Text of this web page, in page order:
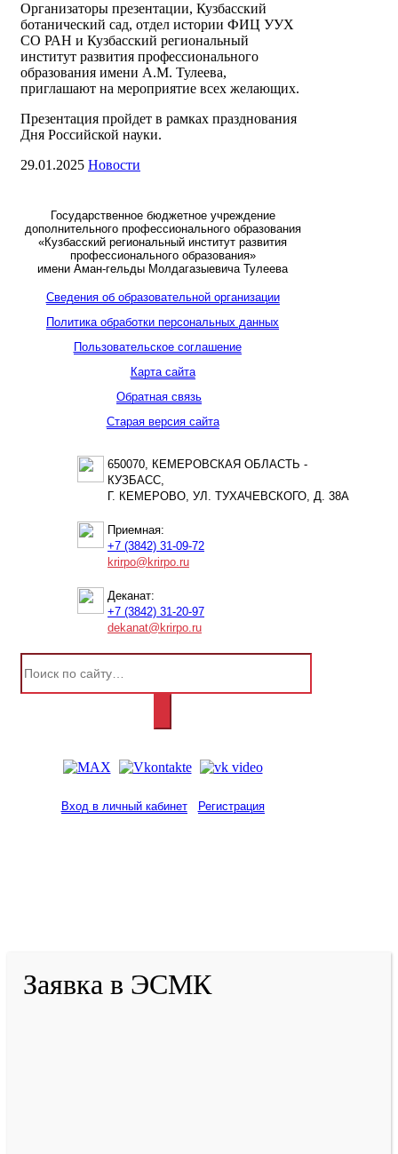
Организаторы презентации, Кузбасский
ботанический сад, отдел истории ФИЦ УУХ
СО РАН и Кузбасский региональный
институт развития профессионального
образования имени А.М. Тулеева,
приглашают на мероприятие всех желающих.
Презентация пройдет в рамках празднования
Дня Российской науки.
29.01.2025 Новости
Государственное бюджетное учреждение
дополнительного профессионального образования
«Кузбасский региональный институт развития
профессионального образования»
имени Аман-гельды Молдагазыевича Тулеева
Сведения об образовательной организации
Политика обработки персональных данных
Пользовательское соглашение
Карта сайта
Обратная связь
Старая версия сайта
650070, КЕМЕРОВСКАЯ ОБЛАСТЬ -
КУЗБАСС,
Г. КЕМЕРОВО, УЛ. ТУХАЧЕВСКОГО, Д. 38А
Приемная:
+7 (3842) 31-09-72
krirpo@krirpo.ru
Деканат:
+7 (3842) 31-20-97
dekanat@krirpo.ru
Вход в личный кабинет Регистрация
Заявка в ЭСМК